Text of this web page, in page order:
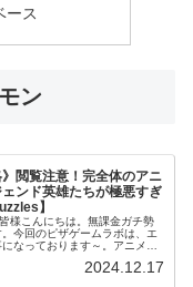
ース
ン
》閲覧注意！完全体のアニ
ンド英雄たちが極悪すぎ
】
様こんにちは。無課金ガチ勢
今回のピザゲームラボは、エ
なっております～。アニメ風
スペ...
2024.12.17